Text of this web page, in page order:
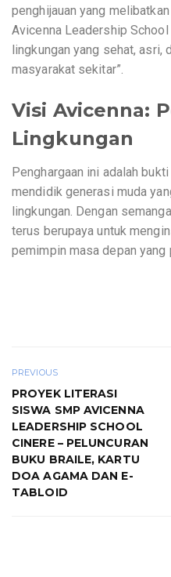
penghijauan yang
Avicenna Leadership
lingkungan yang sehat,
masyarakat sekitar”.
Visi Avicenna:
Lingkungan
Penghargaan ini adalah
mendidik generasi muda
lingkungan. Dengan
terus berupaya untuk
pemimpin masa depan
PREVIOUS
PROYEK LITERASI
SISWA SMP AVICENNA
LEADERSHIP SCHOOL
CINERE – PELUNCURAN
BUKU BRAILE, KARTU
DOA AGAMA DAN E-
TABLOID